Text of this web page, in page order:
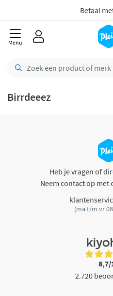
Betaal
Menu
Birrdeeez
Heb je vragen of
Neem contact op met
(ma t/m vr
8,7/
2.720